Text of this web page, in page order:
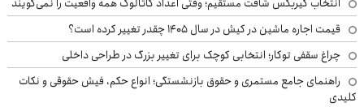
قیمت اجاره ماشین در کیش در سال ۱۴۰۵ چقدر تغییر کرده است؟
چراغ سقفی توکار؛ انتخابی کوچک برای تغییر بزرگ در طراحی داخلی
راهنمای جامع مستمری و حقوق بازنشستگی؛ انواع حکم، فیش حقوقی و نکات
کلیدی